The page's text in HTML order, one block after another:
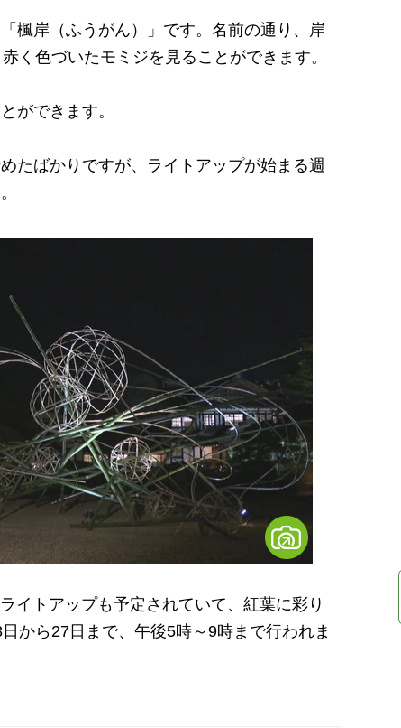
楓岸（ふうがん）」です。名前の通り、岸
く色づいたモミジを見ることができます。
ができます。
たばかりですが、ライトアップが始まる週
イトアップも予定されていて、紅葉に彩り
から27日まで、午後5時～9時まで行われま